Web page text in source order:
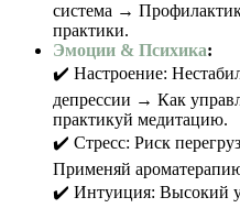
система →
практики.
Эмоции & Психика:
✔️ Настроение:
депрессии → Как
практикуй медитацию.
✔️ Стресс: Риск
Применяй
✔️ Интуиция: Высокий